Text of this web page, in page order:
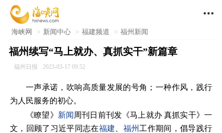

海峡网 > 新闻中心 > 福建频道 > 福州新闻
福州续写“马上就办、真抓实干”新篇章
福州日报 2023-03-17 09:52
一声承诺，吹响高质量发展的号角；一种作风，践行
为人民服务的初心。
《瞭望》 新闻 周刊日前刊发《马上就办 真抓实干》一
文，回顾了习近平同志在福建 福州 工作期间，倡导践行